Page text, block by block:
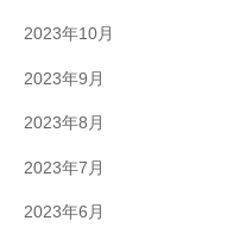
2023年10月
2023年9月
2023年8月
2023年7月
2023年6月